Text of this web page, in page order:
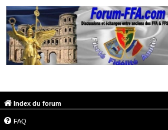
Index du forum
FAQ